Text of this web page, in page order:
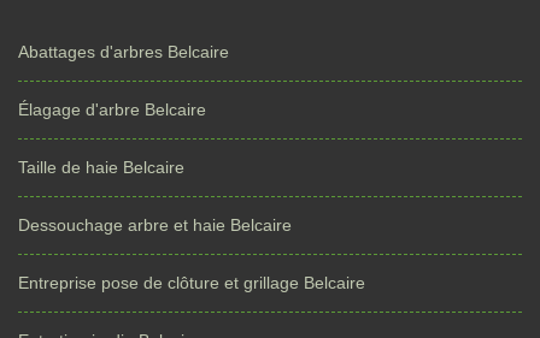
Abattages d'arbres Belcaire
Élagage d'arbre Belcaire
Taille de haie Belcaire
Dessouchage arbre et haie Belcaire
Entreprise pose de clôture et grillage Belcaire